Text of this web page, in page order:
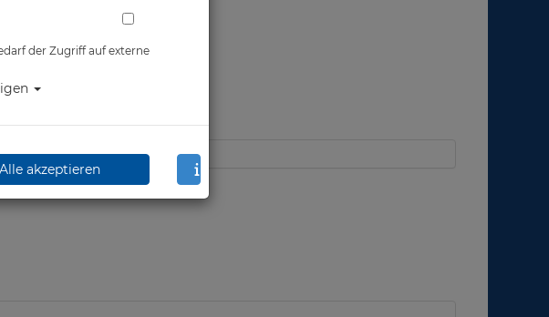
der Zugriff auf externe
Alle akzeptieren